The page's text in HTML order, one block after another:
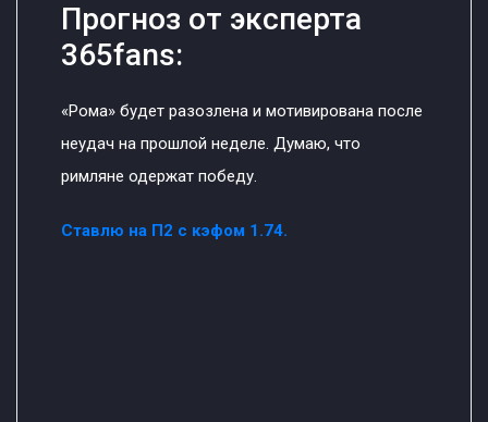
Прогноз от эксперта
365fans:
«Рома» будет разозлена и мотивирована после
неудач на прошлой неделе. Думаю, что
римляне одержат победу.
Ставлю на П2 с кэфом 1.74.